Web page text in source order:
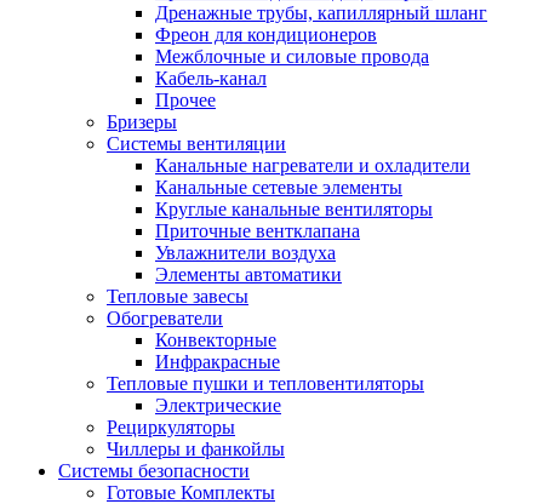
Дренажные трубы, капиллярный шланг
Фреон для кондиционеров
Межблочные и силовые провода
Кабель-канал
Прочее
Бризеры
Системы вентиляции
Канальные нагреватели и охладители
Канальные сетевые элементы
Круглые канальные вентиляторы
Приточные вентклапана
Увлажнители воздуха
Элементы автоматики
Тепловые завесы
Обогреватели
Конвекторные
Инфракрасные
Тепловые пушки и тепловентиляторы
Электрические
Рециркуляторы
Чиллеры и фанкойлы
Системы безопасности
Готовые Комплекты